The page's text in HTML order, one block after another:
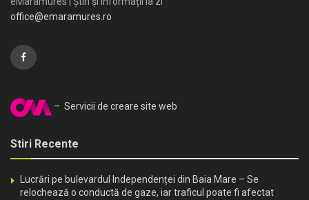
office@emaramures.ro
– Servicii de creare site web
Stiri Recente
Lucrări pe bulevardul Independenței din Baia Mare – Se
relochează o conductă de gaze, iar traficul poate fi afectat